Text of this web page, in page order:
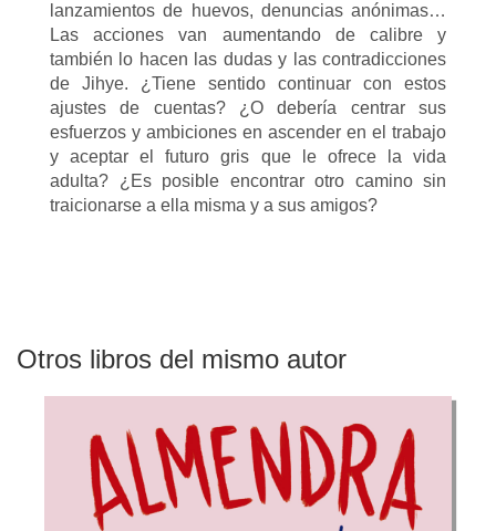
lanzamientos de huevos, denuncias anónimas…
Las acciones van aumentando de calibre y
también lo hacen las dudas y las contradicciones
de Jihye. ¿Tiene sentido continuar con estos
ajustes de cuentas? ¿O debería centrar sus
esfuerzos y ambiciones en ascender en el trabajo
y aceptar el futuro gris que le ofrece la vida
adulta? ¿Es posible encontrar otro camino sin
traicionarse a ella misma y a sus amigos?
Otros libros del mismo autor